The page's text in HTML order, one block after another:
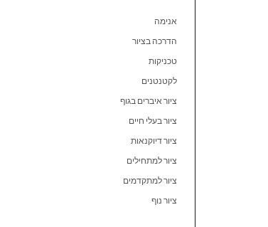
אנימה
הדרכה בציור
טכניקות
לקטנטנים
ציור איברים בגוף
ציור בעלי חיים
ציור דיוקנאות
ציור למתחילים
ציור למתקדמים
ציור נוף